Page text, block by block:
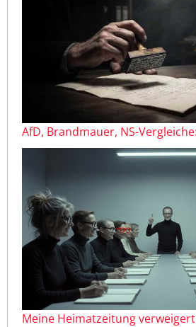
AfD, Brandmauer, NS-
Meine Heimatzeitung